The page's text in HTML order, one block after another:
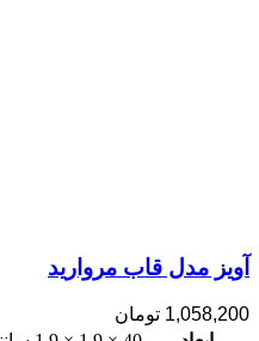
آویز مدل قاب مروارید
1,058,200 تومان